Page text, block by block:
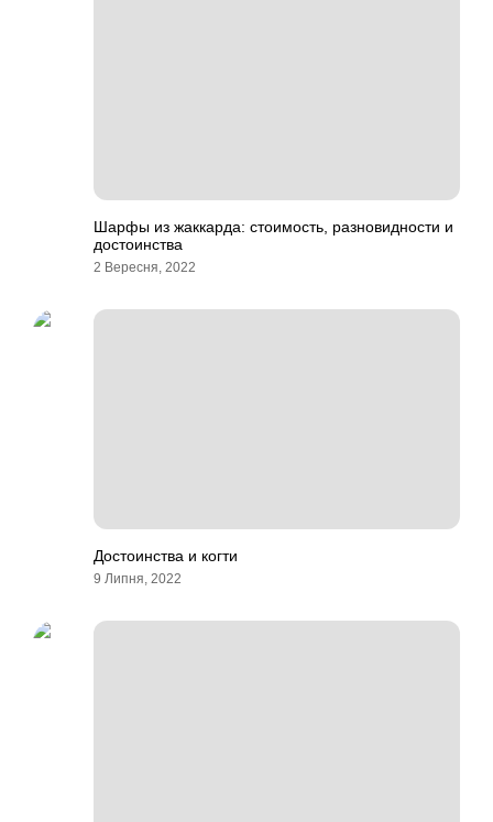
Шарфы из жаккарда: стоимость, разновидности и
достоинства
2 Вересня, 2022
Достоинства и когти
9 Липня, 2022